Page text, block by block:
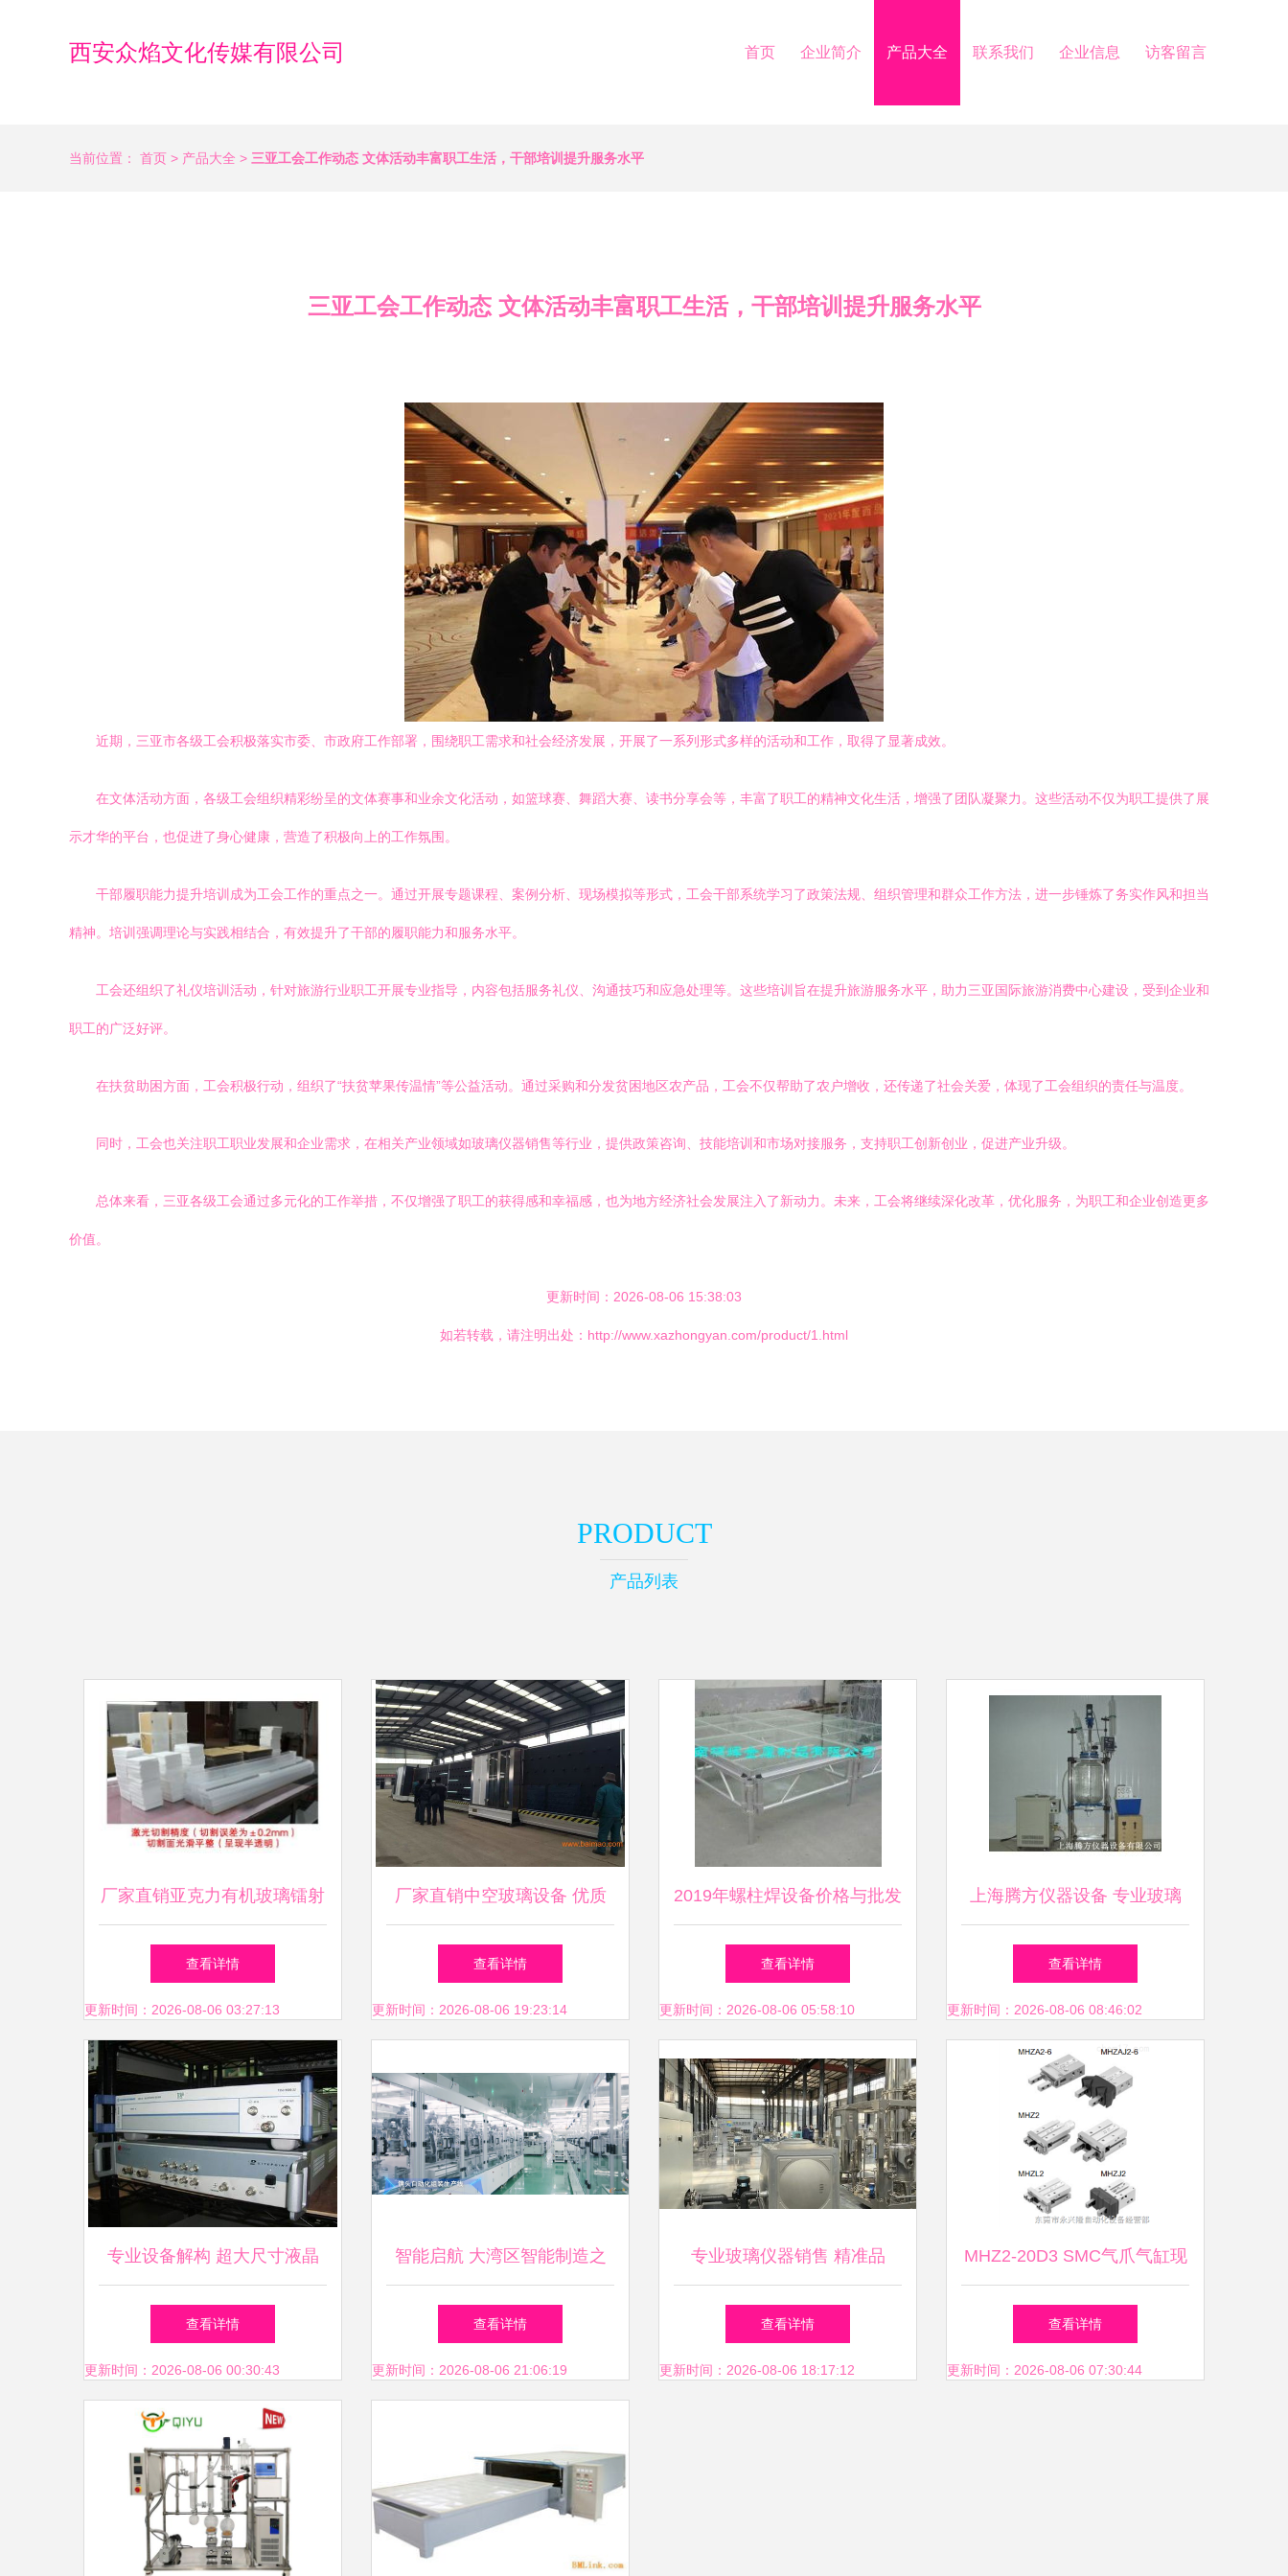
西安众焰文化传媒有限公司 首页 企业简介 产品大全 联系我们 企业信息 访客留言
当前位置： 首页 > 产品大全 > 三亚工会工作动态 文体活动丰富职工生活，干部培训提升服务水平
三亚工会工作动态 文体活动丰富职工生活，干部培训提升服务水平
近期，三亚市各级工会积极落实市委、市政府工作部署，围绕职工需求和社会经济发展，开展了一系列形式多样的活动和工作，取得了显著成效。
在文体活动方面，各级工会组织精彩纷呈的文体赛事和业余文化活动，如篮球赛、舞蹈大赛、读书分享会等，丰富了职工的精神文化生活，增强了团队凝聚力。这些活动不仅为职工提供了展
示才华的平台，也促进了身心健康，营造了积极向上的工作氛围。
干部履职能力提升培训成为工会工作的重点之一。通过开展专题课程、案例分析、现场模拟等形式，工会干部系统学习了政策法规、组织管理和群众工作方法，进一步锤炼了务实作风和担当
精神。培训强调理论与实践相结合，有效提升了干部的履职能力和服务水平。
工会还组织了礼仪培训活动，针对旅游行业职工开展专业指导，内容包括服务礼仪、沟通技巧和应急处理等。这些培训旨在提升旅游服务水平，助力三亚国际旅游消费中心建设，受到企业和
职工的广泛好评。
在扶贫助困方面，工会积极行动，组织了“扶贫苹果传温情”等公益活动。通过采购和分发贫困地区农产品，工会不仅帮助了农户增收，还传递了社会关爱，体现了工会组织的责任与温度。
同时，工会也关注职工职业发展和企业需求，在相关产业领域如玻璃仪器销售等行业，提供政策咨询、技能培训和市场对接服务，支持职工创新创业，促进产业升级。
总体来看，三亚各级工会通过多元化的工作举措，不仅增强了职工的获得感和幸福感，也为地方经济社会发展注入了新动力。未来，工会将继续深化改革，优化服务，为职工和企业创造更多
价值。
更新时间：2026-08-06 15:38:03
如若转载，请注明出处：http://www.xazhongyan.com/product/1.html
PRODUCT
产品列表
厂家直销亚克力有机玻璃镭射
切割机与玻璃仪器销售 一站
式解决方案
查看详情
更新时间：2026-08-06 03:27:13
厂家直销中空玻璃设备 优质
选择与高效生产的保障
查看详情
更新时间：2026-08-06 19:23:14
2019年螺柱焊设备价格与批发
市场行情解析——以焊接切割
网及玻璃仪器销售为视角
查看详情
更新时间：2026-08-06 05:58:10
上海腾方仪器设备 专业玻璃
仪器销售的卓越选择
查看详情
更新时间：2026-08-06 08:46:02
专业设备解构 超大尺寸液晶
模组玻璃撕膜机的市场价值与
深圳供应商优势
查看详情
更新时间：2026-08-06 00:30:43
智能启航 大湾区智能制造之
旅考察活动与玻璃仪器销售新
机遇
查看详情
更新时间：2026-08-06 21:06:19
专业玻璃仪器销售 精准品
质，服务科研与工业
查看详情
更新时间：2026-08-06 18:17:12
MHZ2-20D3 SMC气爪气缸现
货供应及玻璃仪器综合采购指
南
查看详情
更新时间：2026-08-06 07:30:44